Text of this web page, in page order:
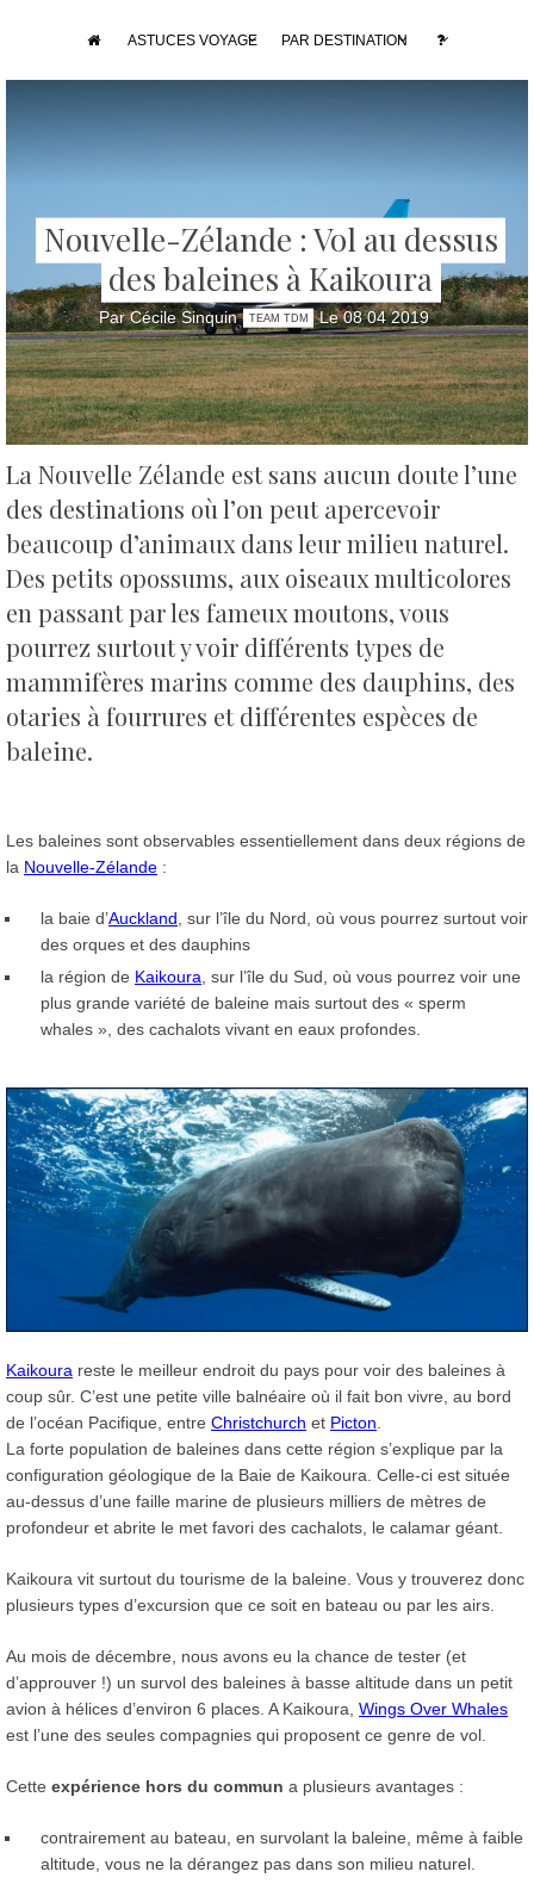
ASTUCES VOYAGE PAR DESTINATION
Nouvelle-Zélande : Vol au dessus
des baleines à Kaikoura
Par Cécile Sinquin TEAM TDM Le 08 04 2019
La Nouvelle Zélande est sans aucun doute l’une
des destinations où l’on peut apercevoir
beaucoup d’animaux dans leur milieu naturel.
Des petits opossums, aux oiseaux multicolores
en passant par les fameux moutons, vous
pourrez surtout y voir différents types de
mammifères marins comme des dauphins, des
otaries à fourrures et différentes espèces de
baleine.
Les baleines sont observables essentiellement dans deux régions de
la Nouvelle-Zélande :
la baie d’Auckland, sur l’île du Nord, où vous pourrez surtout voir
des orques et des dauphins
la région de Kaikoura, sur l’île du Sud, où vous pourrez voir une
plus grande variété de baleine mais surtout des « sperm
whales », des cachalots vivant en eaux profondes.
Kaikoura reste le meilleur endroit du pays pour voir des baleines à
coup sûr. C’est une petite ville balnéaire où il fait bon vivre, au bord
de l’océan Pacifique, entre Christchurch et Picton
La forte population de baleines dans cette région s’explique par la
configuration géologique de la Baie de Kaikoura. Celle-ci est située
au-dessus d’une faille marine de plusieurs milliers de mètres de
profondeur et abrite le met favori des cachalots, le calamar géant.
Kaikoura vit surtout du tourisme de la baleine. Vous y trouverez donc
plusieurs types d’excursion que ce soit en bateau ou par les airs.
Au mois de décembre, nous avons eu la chance de tester (et
d’approuver !) un survol des baleines à basse altitude dans un petit
avion à hélices d’environ 6 places. A Kaikoura, Wings Over Whales
est l’une des seules compagnies qui proposent ce genre de vol.
Cette expérience hors du commun a plusieurs avantages :
contrairement au bateau, en survolant la baleine, même à faible
altitude, vous ne la dérangez pas dans son milieu naturel.